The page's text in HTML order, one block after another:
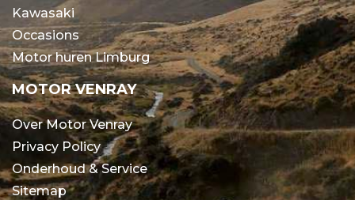
Kawasaki
Occasions
Motor huren Limburg
MOTOR VENRAY
Over Motor Venray
Privacy Policy
Onderhoud & Service
Sitemap